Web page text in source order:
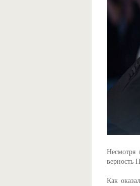
Несмотря
верность
Как